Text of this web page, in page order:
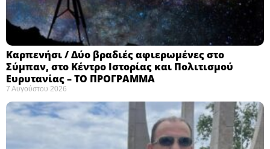
Καρπενήσι / Δύο βραδιές αφιερωμένες στο
Σύμπαν, στο Κέντρο Ιστορίας και Πολιτισμού
Ευρυτανίας – ΤΟ ΠΡΟΓΡΑΜΜΑ
7 Αυγούστου 2026